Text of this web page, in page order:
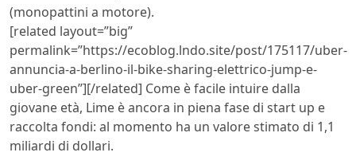
(monopattini a motore).
[related layout=”big”
permalink=”https://ecoblog.lndo.site/post/175117/uber-
annuncia-a-berlino-il-bike-sharing-elettrico-jump-e-
uber-green”][/related] Come è facile intuire dalla
giovane età, Lime è ancora in piena fase di start up e
raccolta fondi: al momento ha un valore stimato di 1,1
miliardi di dollari.